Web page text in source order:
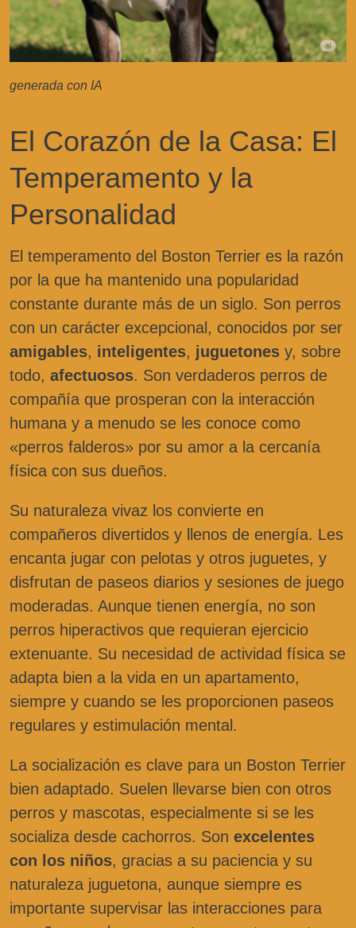
generada con IA
El Corazón de la Casa: El
Temperamento y la
Personalidad
El temperamento del Boston Terrier es la razón
por la que ha mantenido una popularidad
constante durante más de un siglo. Son perros
con un carácter excepcional, conocidos por ser
amigables, inteligentes, juguetones y, sobre
todo, afectuosos. Son verdaderos perros de
compañía que prosperan con la interacción
humana y a menudo se les conoce como
«perros falderos» por su amor a la cercanía
física con sus dueños.
Su naturaleza vivaz los convierte en
compañeros divertidos y llenos de energía. Les
encanta jugar con pelotas y otros juguetes, y
disfrutan de paseos diarios y sesiones de juego
moderadas. Aunque tienen energía, no son
perros hiperactivos que requieran ejercicio
extenuante. Su necesidad de actividad física se
adapta bien a la vida en un apartamento,
siempre y cuando se les proporcionen paseos
regulares y estimulación mental.
La socialización es clave para un Boston Terrier
bien adaptado. Suelen llevarse bien con otros
perros y mascotas, especialmente si se les
socializa desde cachorros. Son excelentes
con los niños, gracias a su paciencia y su
naturaleza juguetona, aunque siempre es
importante supervisar las interacciones para